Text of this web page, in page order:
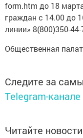
form.htm до 18
граждан с 14.00 до
линии» 8(800)350-44-
Общественная
Следите за
Telegram-канале
Читайте